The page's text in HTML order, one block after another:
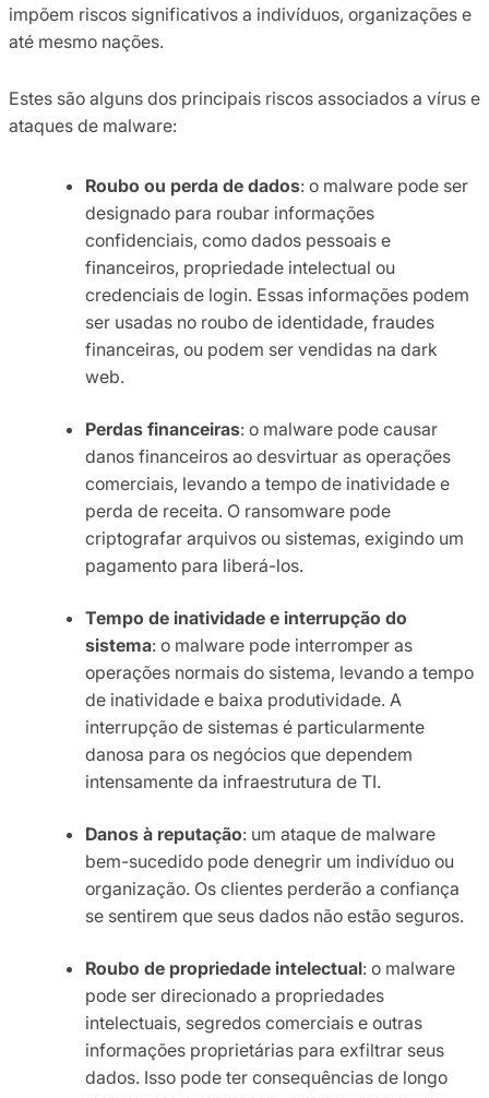
impõem riscos significativos a indivíduos, organizações e
até mesmo nações.
Estes são alguns dos principais riscos associados a vírus e
ataques de malware:
Roubo ou perda de dados: o malware pode ser
designado para roubar informações
confidenciais, como dados pessoais e
financeiros, propriedade intelectual ou
credenciais de login. Essas informações podem
ser usadas no roubo de identidade, fraudes
financeiras, ou podem ser vendidas na dark
web.
Perdas financeiras: o malware pode causar
danos financeiros ao desvirtuar as operações
comerciais, levando a tempo de inatividade e
perda de receita. O ransomware pode
criptografar arquivos ou sistemas, exigindo um
pagamento para liberá-los.
Tempo de inatividade e interrupção do
sistema: o malware pode interromper as
operações normais do sistema, levando a tempo
de inatividade e baixa produtividade. A
interrupção de sistemas é particularmente
danosa para os negócios que dependem
intensamente da infraestrutura de TI.
Danos à reputação: um ataque de malware
bem-sucedido pode denegrir um indivíduo ou
organização. Os clientes perderão a confiança
se sentirem que seus dados não estão seguros.
Roubo de propriedade intelectual: o malware
pode ser direcionado a propriedades
intelectuais, segredos comerciais e outras
informações proprietárias para exfiltrar seus
dados. Isso pode ter consequências de longo